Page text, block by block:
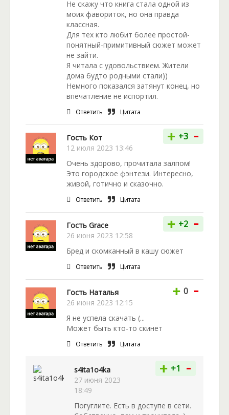
Не скажу что книга стала одной из
моих фавориток, но она правда
классная.
Для тех кто любит более простой-
понятный-примитивный сюжет может
не зайти.
Я читала с удовольствием. Жители
дома будто родными стали))
Немного показался затянут конец, но
впечатление не испортил.
Ответить Цитата
Гость Кот
12 июля 2023 13:46
+ +3 -
Очень здорово, прочитала залпом!
Это городское фэнтези. Интересно,
живой, готично и сказочно.
Ответить Цитата
Гость Grace
26 июня 2023 12:58
+ +2 -
Бред и скомканный в кашу сюжет
Ответить Цитата
Гость Наталья
26 июня 2023 12:15
+ 0 -
Я не успела скачать (...
Может быть кто-то скинет
Ответить Цитата
s4ita1o4ka
27 июня 2023
18:49
+ +1 -
Погуглите. Есть в доступе в сети.